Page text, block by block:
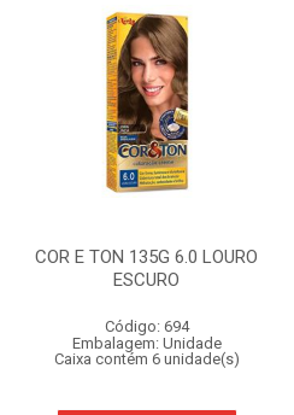
COR E TON 135G 6.0 LOURO
ESCURO
Código: 694
Embalagem: Unidade
Caixa contém 6 unidade(s)